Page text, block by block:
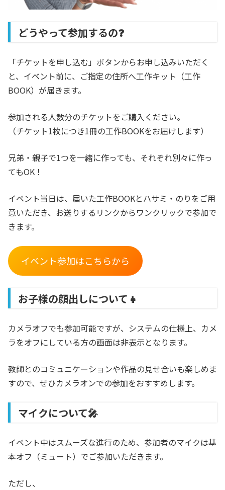
どうやって参加するの❓
「チケットを申し込む」ボタンからお申し込みいただく
と、イベント前に、ご指定の住所へ工作キット（工作
BOOK）が届きます。
参加される人数分のチケットをご購入ください。
（チケット1枚につき1冊の工作BOOKをお届けします）
兄弟・親子で1つを一緒に作っても、それぞれ別々に作っ
てもOK！
イベント当日は、届いた工作BOOKとハサミ・のりをご用
意いただき、お送りするリンクからワンクリックで参加で
きます。
イベント参加はこちらから
お子様の顔出しについて👧
カメラオフでも参加可能ですが、システムの仕様上、カメ
ラをオフにしている方の画面は非表示となります。
教師とのコミュニケーションや作品の見せ合いも楽しめま
すので、ぜひカメラオンでの参加をおすすめします。
マイクについて🎤
イベント中はスムーズな進行のため、 参加者のマイクは基
本オフ（ミュート） でご参加いただきます。
ただし、